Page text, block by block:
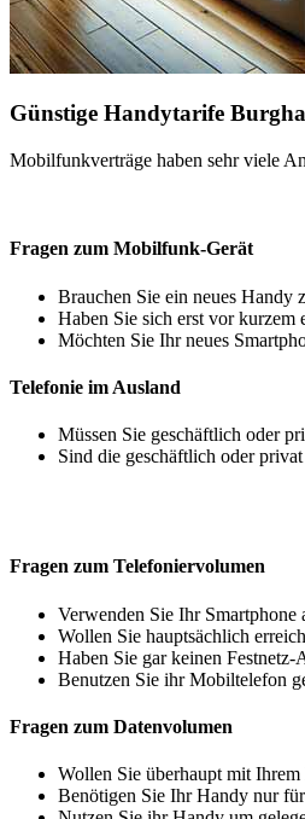
Günstige Handytarife
Mobilfunkverträge haben sehr viele
Fragen zum Mobilfunk-Gerät
Brauchen Sie ein neues Handy
Haben Sie sich erst vor kurzem
Möchten Sie Ihr neues
Telefonie im Ausland
Müssen Sie geschäftlich oder
Sind die geschäftlich oder
Fragen zum Telefoniervolumen
Verwenden Sie Ihr Smartphone
Wollen Sie hauptsächlich
Haben Sie gar keinen Festnetz-
Benutzen Sie ihr Mobiltelefon
Fragen zum Datenvolumen
Wollen Sie überhaupt mit
Benötigen Sie Ihr Handy nur